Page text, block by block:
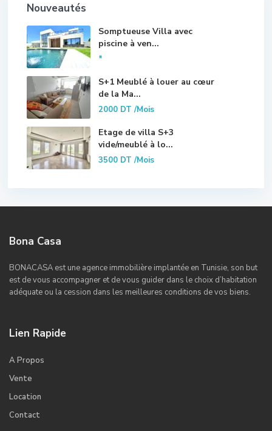
Nouveautés
Somptueuse Villa avec
piscine à ven...
*
S+1 Meublé à louer au cœur
de la Ma...
2000 DT/Mois
Etage de villa S+3
vide/meublé à lo...
3500 DT/Mois
Bona Casa
BONACASA est une agence immobilière implantée en Tunisie, son but
est de vous accompagner et de vous guider dans le choix d’habitation
adéquate ou la cession dans les meilleures conditions de vos biens.
Lien Rapide
A Propos
Vente
Location
Contact